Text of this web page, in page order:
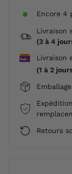
Encore 4
Livraison
(3 à 4
Livraison
(1 à 2
Retours